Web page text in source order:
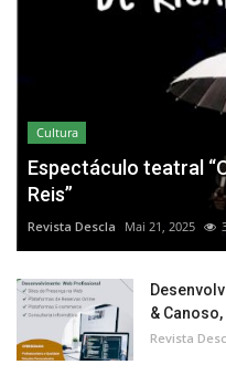
Cultura
Espectáculo teatral
Reis”
Revista Descla Mai 21, 2025
& Canoso,
Revista